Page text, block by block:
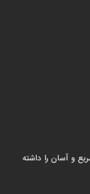
و آسان را داشته